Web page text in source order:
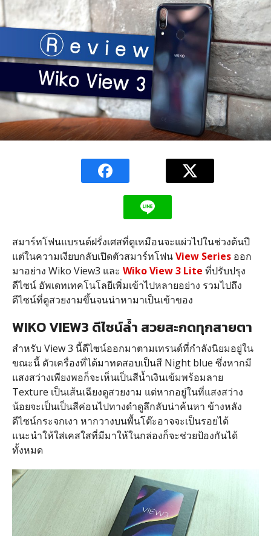
สมาร์ทโฟนแบรนด์ฝรั่งเศสที่ดูเหมือนจะแผ่วไปในช่วงต้นปี
แต่ในความเงียบกลับเปิดตัวสมาร์ทโฟนView Seriesออก
มาอย่าง Wiko View3 และ Wiko View 3 Lite ที่ปรับปรุง
ดีไซน์ อัพเดทเทคโนโลยีเพิ่มเข้าไปหลายอย่าง รวมไปถึง
ดีไซน์ที่ดูสวยงามขึ้นจนน่าหามาเป็นเข้าของ
WIKO VIEW3 ดีไซน์ล้ำ สวยสะกดทุกสายตา
สำหรับ View 3 นี้ดีไซน์ออกมาตามเทรนด์ที่กำลังนิยมอยู่ใน
ขณะนี้ ตัวเครื่องที่ได้มาทดสอบเป็นสี Night blue ซึ่งหากมี
แสงสว่างเพียงพอก็จะเห็นเป็นสีน้ำเงินเข้มพร้อมลาย
Texture เป็นเส้นเฉียงดูสวยงาม แต่หากอยู่ในที่แสงสว่าง
น้อยจะเป็นเป็นสีค่อนไปทางดำดูลึกลับน่าค้นหา ข้างหลัง
ดีไซน์กระจกเงา หากวางบนพื้นโต๊ะอาจจะเป็นรอยได้
แนะนำให้ใส่เคสใสที่มีมาให้ในกล่องก็จะช่วยป้องกันได้
ทั้งหมด